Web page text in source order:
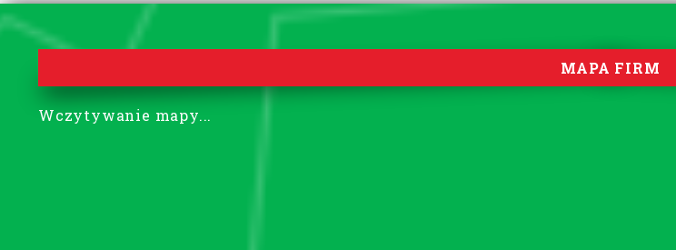
MAPA FIRM
Wczytywanie mapy...